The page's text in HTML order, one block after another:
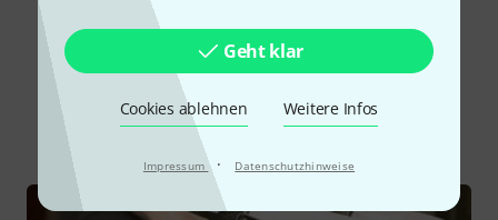
Geht klar
Cookies ablehnen Weitere Infos
Impressum · Datenschutzhinweise
Schon gewusst?
Alle Ratgeber Testberichte